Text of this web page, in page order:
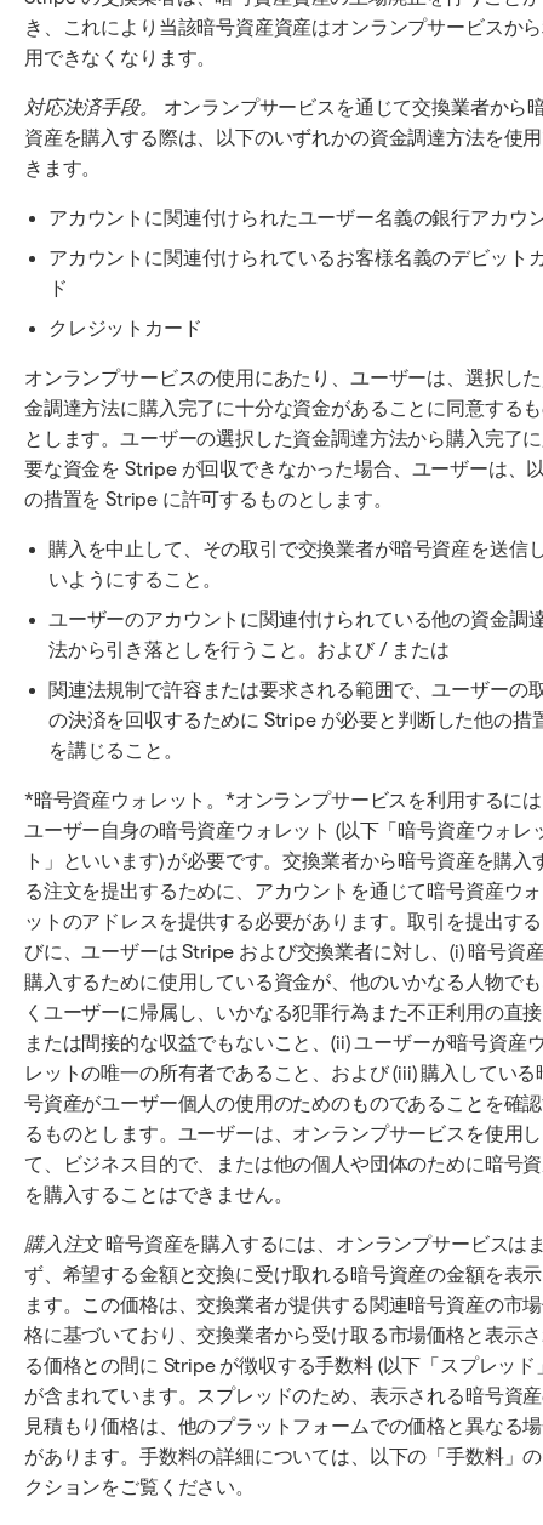
き、これにより当該暗号資産資産はオンランプサービスか
用できなくなります。
対応決済手段。
オンランプサービスを通じて交換業者から
資産を購入する際は、以下のいずれかの資金調達方法を使
きます。
アカウントに関連付けられたユーザー名義の銀行アカウ
アカウントに関連付けられているお客様名義のデビット
ド
クレジットカード
オンランプサービスの使用にあたり、ユーザーは、選択し
金調達方法に購入完了に十分な資金があることに同意する
とします。ユーザーの選択した資金調達方法から購入完了
要な資金を Stripe が回収できなかった場合、ユーザーは、
の措置を Stripe に許可するものとします。
購入を中止して、その取引で交換業者が暗号資産を送信
いようにすること。
ユーザーのアカウントに関連付けられている他の資金調
法から引き落としを行うこと。および / または
関連法規制で許容または要求される範囲で、ユーザーの
の決済を回収するために Stripe が必要と判断した他の措
を講じること。
*暗号資産ウォレット。*オンランプサービスを利用するに
ユーザー自身の暗号資産ウォレット (以下「暗号資産ウォレ
ト」といいます) が必要です。交換業者から暗号資産を購入
る注文を提出するために、アカウントを通じて暗号資産ウ
ットのアドレスを提供する必要があります。取引を提出す
びに、ユーザーは Stripe および交換業者に対し、(i) 暗号資
購入するために使用している資金が、他のいかなる人物で
くユーザーに帰属し、いかなる犯罪行為また不正利用の直
または間接的な収益でもないこと、(ii) ユーザーが暗号資産
レットの唯一の所有者であること、および (iii) 購入している
号資産がユーザー個人の使用のためのものであることを確
るものとします。ユーザーは、オンランプサービスを使用し
て、ビジネス目的で、または他の個人や団体のために暗号
を購入することはできません。
購入注文暗号資産を購入するには、オンランプサービスは
ず、希望する金額と交換に受け取れる暗号資産の金額を表
ます。この価格は、交換業者が提供する関連暗号資産の市
格に基づいており、交換業者から受け取る市場価格と表示
る価格との間に Stripe が徴収する手数料 (以下「スプレッド
が含まれています。スプレッドのため、表示される暗号資
見積もり価格は、他のプラットフォームでの価格と異なる
があります。手数料の詳細については、以下の「手数料」
クションをご覧ください。